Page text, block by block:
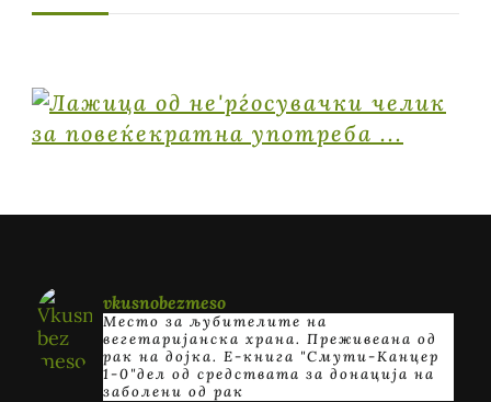
vkusnobezmeso
Место за љубителите на
вегетаријанска храна. Преживеана од
рак на дојка. E-книга "Смути-Канцер
1-0"дел од средствата за донација на
заболени од рак